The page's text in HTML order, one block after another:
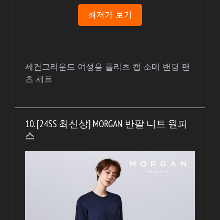
최저가 보기
세컨그라운드 여성용 플리츠 캡 소매 밴딩 팬
츠 세트
10. [24SS 최신상] MORGAN 반팔 니트 원피
스